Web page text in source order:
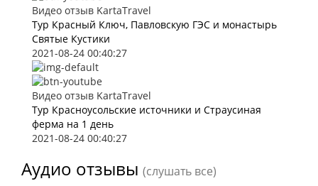
Видео отзыв KartaTravel
Тур Красный Ключ, Павловскую ГЭС и монастырь
Святые Кустики
2021-08-24 00:40:27
Видео отзыв KartaTravel
Тур Красноусольские источники и Страусиная
ферма на 1 день
2021-08-24 00:40:27
Аудио отзывы (слушать все)